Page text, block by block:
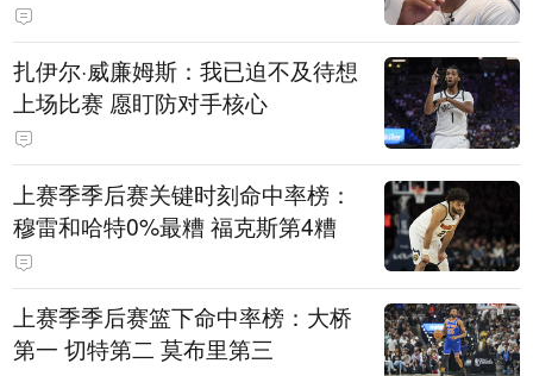
扎伊尔·威廉姆斯：我已迫不及待想
上场比赛 愿盯防对手核心
上赛季季后赛关键时刻命中率榜：
穆雷和哈特0%最糟 福克斯第4糟
上赛季季后赛篮下命中率榜：大桥
第一 切特第二 莫布里第三